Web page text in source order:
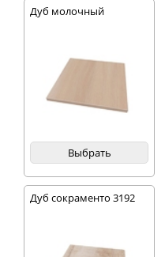
Дуб молочный
Выбрать
Дуб сокраменто 3192